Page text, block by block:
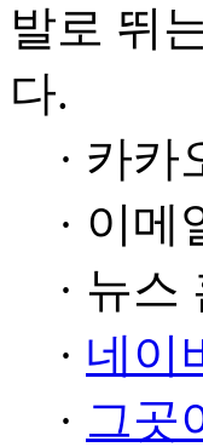
발로 뛰
다.
· 카
· 이메
· 뉴스
· 네이
· 그곳